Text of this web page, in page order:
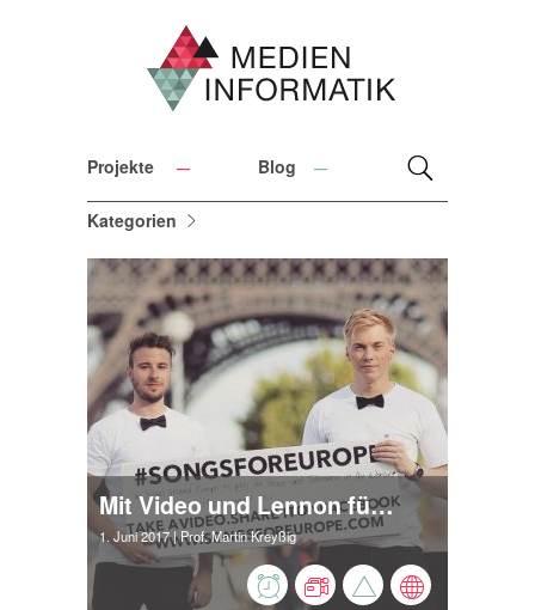
Projekte Blog
Kategorien
Mit Video und Lennon für Frieden und Toleranz
1. Juni 2017| Prof. Martin Kreyßig